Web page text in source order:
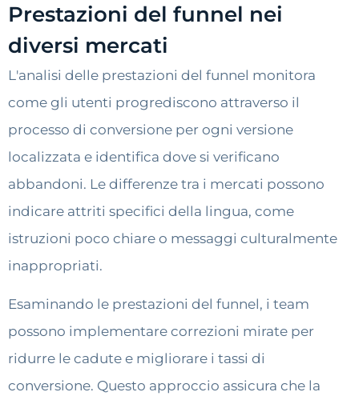
Prestazioni del funnel nei
diversi mercati
L'analisi delle prestazioni del funnel monitora
come gli utenti progrediscono attraverso il
processo di conversione per ogni versione
localizzata e identifica dove si verificano
abbandoni. Le differenze tra i mercati possono
indicare attriti specifici della lingua, come
istruzioni poco chiare o messaggi culturalmente
inappropriati.
Esaminando le prestazioni del funnel, i team
possono implementare correzioni mirate per
ridurre le cadute e migliorare i tassi di
conversione. Questo approccio assicura che la